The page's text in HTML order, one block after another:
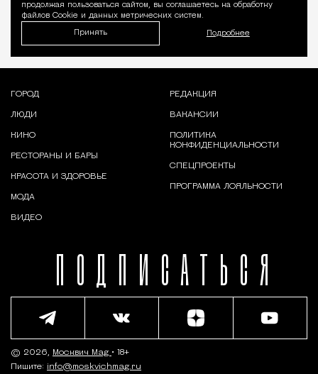
продолжая пользоваться сайтом, вы соглашаетесь на обработку
файлов Cookie и данных метрических систем.
Принять Подробнее
ПОДПИСАТЬСЯ
ГОРОД
ЛЮДИ
КИНО
РЕСТОРАНЫ И БАРЫ
КРАСОТА И ЗДОРОВЬЕ
МОДА
ВИДЕО
РЕДАКЦИЯ
ВАКАНСИИ
ПОЛИТИКА
КОНФИДЕНЦИАЛЬНОСТИ
СПЕЦПРОЕКТЫ
ПРОГРАММА ЛОЯЛЬНОСТИ
© 2026, Москвич Mag • 18+
Пишите: info@moskvichmag.ru